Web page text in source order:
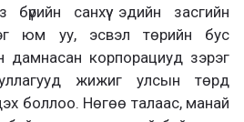
санхүү эдийн засгийн
юм уу, эсвэл төрийн бус
дамнасан корпорациуд зэрэг
жижиг улсын төрд
боллоо. Нөгөө талаас, манай